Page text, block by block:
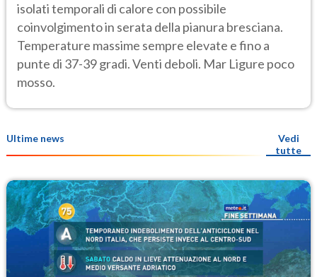
isolati temporali di calore con possibile
coinvolgimento in serata della pianura bresciana.
Temperature massime sempre elevate e fino a
punte di 37-39 gradi. Venti deboli. Mar Ligure poco
mosso.
Ultime news
Vedi
tutte